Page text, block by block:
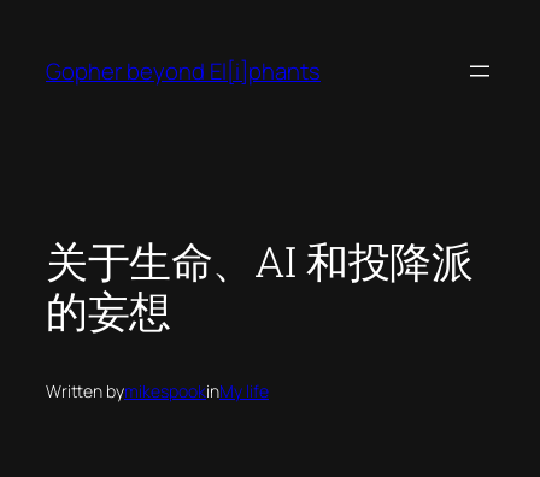
content
Gopher beyond El[i]phants
关于生命、AI 和投降派
的妄想
Written bymikespookinMy life